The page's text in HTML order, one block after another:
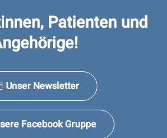
Patienten und
Unser Newsletter
Facebook Gruppe